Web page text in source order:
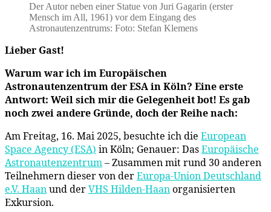
Der Autor neben einer Statue von Juri Gagarin (erster
Mensch im All, 1961) vor dem Eingang des
Astronautenzentrums: Foto: Stefan Klemens
Lieber Gast!
Warum war ich im Europäischen
Astronautenzentrum der ESA in Köln? Eine erste
Antwort: Weil sich mir die Gelegenheit bot! Es gab
noch zwei andere Gründe, doch der Reihe nach:
Am Freitag, 16. Mai 2025, besuchte ich die European
Space Agency (ESA) in Köln; Genauer: DasEuropäische
Astronautenzentrum– Zusammen mit rund 30 anderen
Teilnehmern dieser von derEuropa-Union Deutschland
e.V. Haanund derVHS Hilden-Haanorganisierten
Exkursion.